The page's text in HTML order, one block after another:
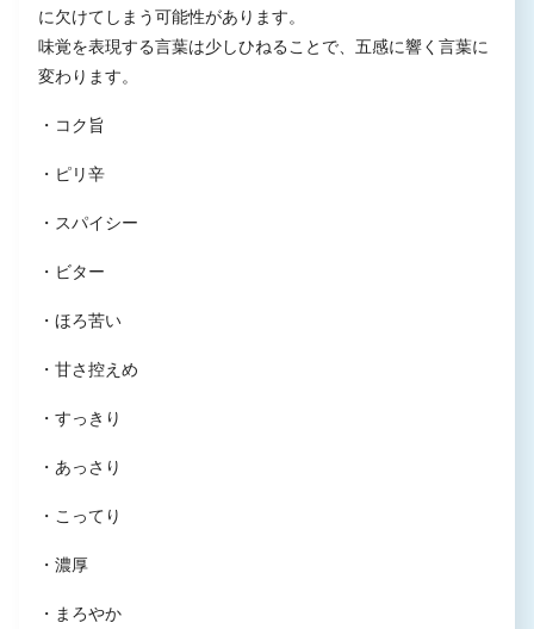
に欠けてしまう可能性があります。
味覚を表現する言葉は少しひねることで、五感に響く言葉に
変わります。
・コク旨
・ピリ辛
・スパイシー
・ビター
・ほろ苦い
・甘さ控えめ
・すっきり
・あっさり
・こってり
・濃厚
・まろやか